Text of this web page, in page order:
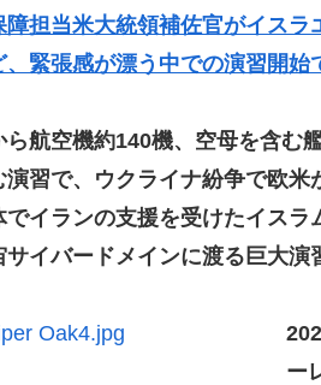
障担当米大統領補佐官がイス
、緊張感が漂う中での演習開始
ら航空機約140機、空母を含む
演習で、ウクライナ紛争で欧
でイランの支援を受けたイス
サイバードメインに渡る巨大演
ー